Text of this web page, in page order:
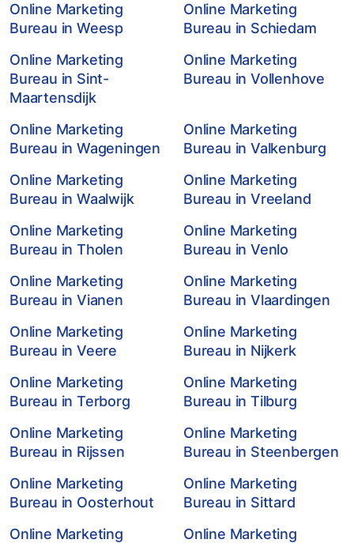
Online Marketing
Bureau in Weesp
Online Marketing
Bureau in Schiedam
Online Marketing
Bureau in Sint-
Maartensdijk
Online Marketing
Bureau in Vollenhove
Online Marketing
Bureau in Wageningen
Online Marketing
Bureau in Valkenburg
Online Marketing
Bureau in Waalwijk
Online Marketing
Bureau in Vreeland
Online Marketing
Bureau in Tholen
Online Marketing
Bureau in Venlo
Online Marketing
Bureau in Vianen
Online Marketing
Bureau in Vlaardingen
Online Marketing
Bureau in Veere
Online Marketing
Bureau in Nijkerk
Online Marketing
Bureau in Terborg
Online Marketing
Bureau in Tilburg
Online Marketing
Bureau in Rijssen
Online Marketing
Bureau in Steenbergen
Online Marketing
Bureau in Oosterhout
Online Marketing
Bureau in Sittard
Online Marketing
Online Marketing